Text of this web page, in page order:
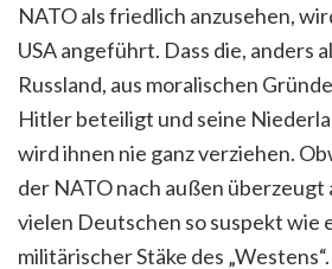
NATO als friedlich anzusehen,
USA angeführt. Dass die, anders
Russland, aus moralischen
Hitler beteiligt und seine
wird ihnen nie ganz verziehen.
der NATO nach außen überzeugt
vielen Deutschen so suspekt wie
militärischer Stäke des